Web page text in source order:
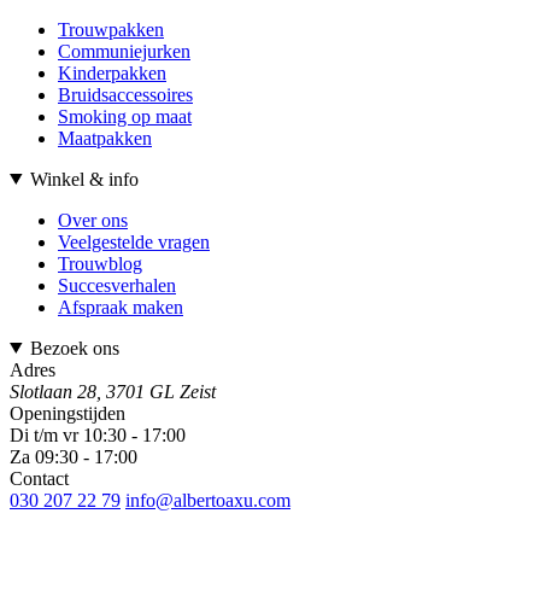
Trouwpakken
Communiejurken
Kinderpakken
Bruidsaccessoires
Smoking op maat
Maatpakken
Winkel & info
Over ons
Veelgestelde vragen
Trouwblog
Succesverhalen
Afspraak maken
Bezoek ons
Adres
Slotlaan 28, 3701 GL Zeist
Openingstijden
Di t/m vr 10:30 - 17:00
Za 09:30 - 17:00
Contact
030 207 22 79 info@albertoaxu.com